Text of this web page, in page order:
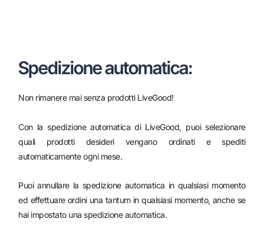
Spedizione automatica:
Non rimanere mai senza prodotti LiveGood!
Con la spedizione automatica di LiveGood, puoi selezionare
quali prodotti desideri vengano ordinati e spediti
automaticamente ogni mese.
Puoi annullare la spedizione automatica in qualsiasi momento
ed effettuare ordini una tantum in qualsiasi momento, anche se
hai impostato una spedizione automatica.